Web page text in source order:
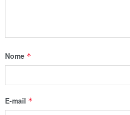
Nome *
E-mail *